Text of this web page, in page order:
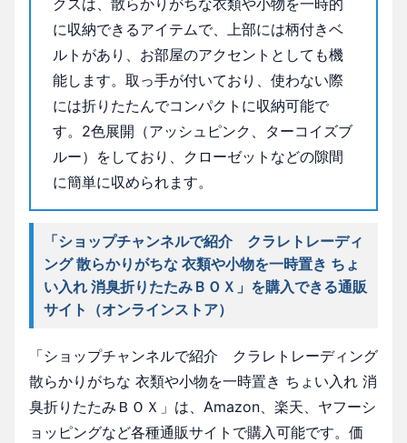
クスは、散らかりがちな衣類や小物を一時的
に収納できるアイテムで、上部には柄付きベ
ルトがあり、お部屋のアクセントとしても機
能します。取っ手が付いており、使わない際
には折りたたんでコンパクトに収納可能で
す。2色展開（アッシュピンク、ターコイズブ
ルー）をしており、クローゼットなどの隙間
に簡単に収められます。
「ショップチャンネルで紹介 クラレトレーディ
ング 散らかりがちな 衣類や小物を一時置き ちょ
い入れ 消臭折りたたみＢＯＸ」を購入できる通販
サイト（オンラインストア）
「ショップチャンネルで紹介 クラレトレーディング
散らかりがちな 衣類や小物を一時置き ちょい入れ 消
臭折りたたみＢＯＸ」は、Amazon、楽天、ヤフーシ
ョッピングなど各種通販サイトで購入可能です。価